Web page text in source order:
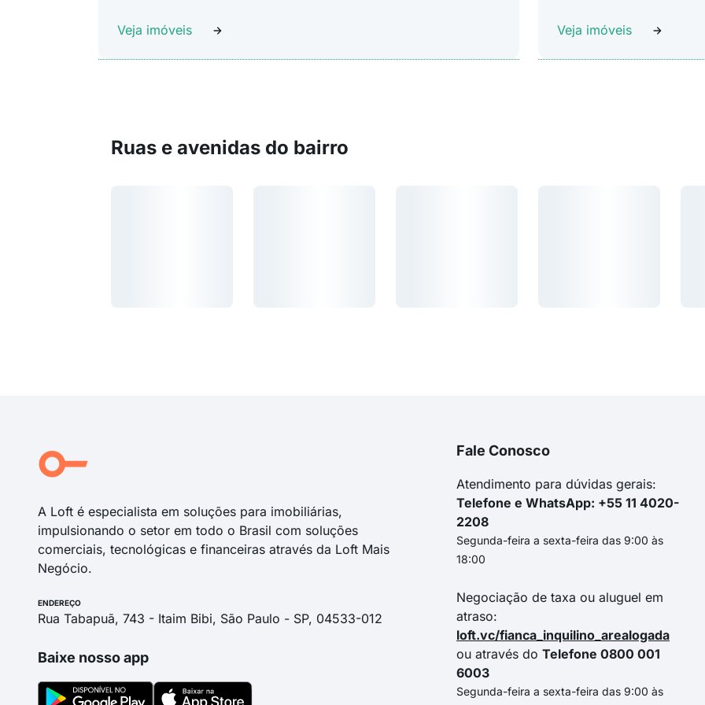
Veja imóveis Veja imóveis
Ruas e avenidas do bairro
A Loft é especialista em soluções para imobiliárias,
impulsionando o setor em todo o Brasil com soluções
comerciais, tecnológicas e financeiras através da Loft Mais
Negócio.
ENDEREÇO
Rua Tabapuã, 743 - Itaim Bibi, São Paulo - SP, 04533-012
Baixe nosso app
Fale Conosco
Atendimento para dúvidas gerais:
Telefone e WhatsApp: +55 11 4020-
2208
Segunda-feira a sexta-feira das 9:00 às
18:00
Negociação de taxa ou aluguel em
atraso:
loft.vc/fianca_inquilino_arealogada
ou através do Telefone 0800 001
6003
Segunda-feira a sexta-feira das 9:00 às